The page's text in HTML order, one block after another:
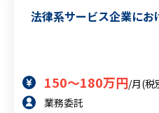
法律系サービス企業に
150～180万円/月(税
業務委託